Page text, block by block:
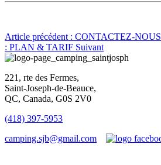
Article précédent : CONTACTEZ-NOUS
: PLAN & TARIF Suivant
221, rte des Fermes,
Saint-Joseph-de-Beauce,
QC, Canada, G0S 2V0
(418) 397-5953
camping.sjb@gmail.com